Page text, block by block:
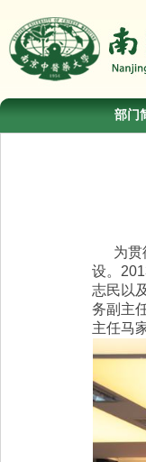
部门
为贯
设。
志民以
务副主
主任马